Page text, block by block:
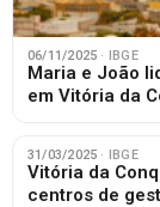
06/11/2025 · IBGE
Maria e João
em Vitória da
31/03/2025 · IBGE
Vitória da
centros de